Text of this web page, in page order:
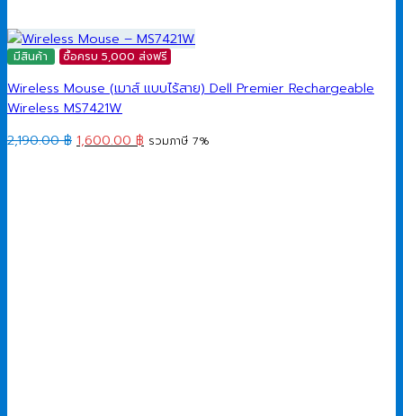
มีสินค้า ซื้อครบ 5,000 ส่งฟรี
Wireless Mouse (เมาส์ แบบไร้สาย) Dell Premier Rechargeable
Wireless MS7421W
2,190.00฿ Original
1,600.00 ฿ Current
รวมภาษี 7%